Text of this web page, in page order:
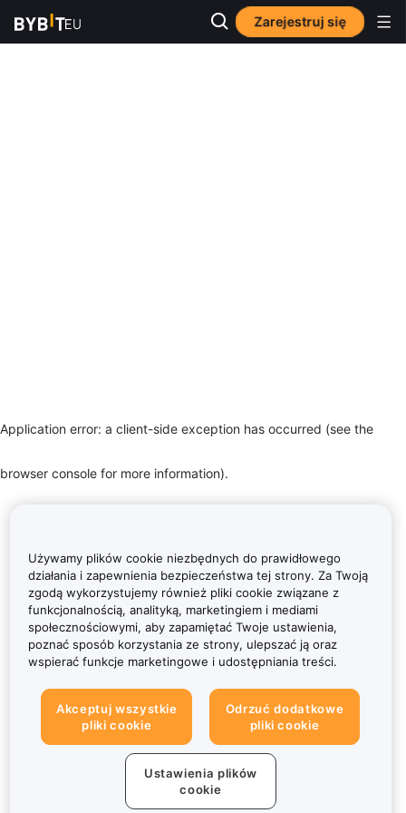
Zarejestruj się
Application error: a client-side exception has occurred (see the
browser console for more information).
Używamy plików cookie niezbędnych do prawidłowego
działania i zapewnienia bezpieczeństwa tej strony. Za Twoją
zgodą wykorzystujemy również pliki cookie związane z
funkcjonalnością, analityką, marketingiem i mediami
społecznościowymi, aby zapamiętać Twoje ustawienia,
poznać sposób korzystania ze strony, ulepszać ją oraz
wspierać funkcje marketingowe i udostępniania treści.
Akceptuj wszystkie
pliki cookie
Odrzuć dodatkowe
pliki cookie
Ustawienia plików
cookie